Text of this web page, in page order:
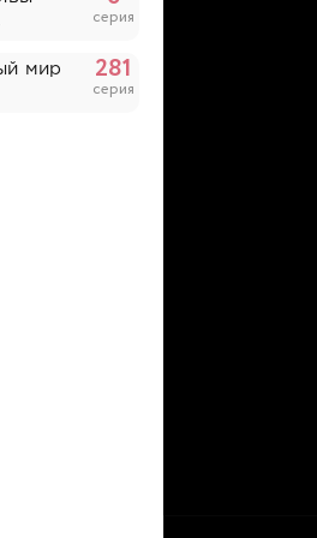
серия
мир 281
серия